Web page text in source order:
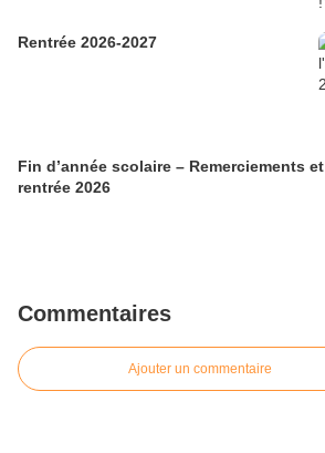
Rentrée 2026-2027
Fin d’année scolaire – Remerciements
rentrée 2026
Commentaires
Ajouter un commentaire